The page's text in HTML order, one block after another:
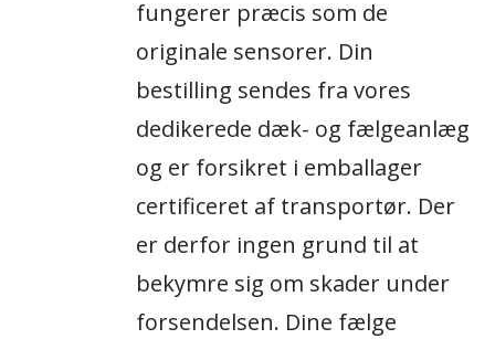
fungerer præcis som de
originale sensorer. Din
bestilling sendes fra vores
dedikerede dæk- og fælgeanlæg
og er forsikret i emballager
certificeret af transportør. Der
er derfor ingen grund til at
bekymre sig om skader under
forsendelsen. Dine fælge